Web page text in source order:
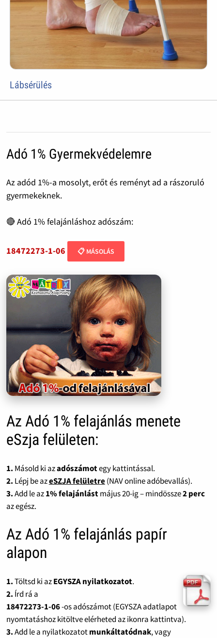
Lábsérülés
Adó 1% Gyermekvédelemre
Az adód 1%-a mosolyt, erőt és reményt ad a rászoruló
gyermekeknek.
🔴 Adó 1% felajánláshoz adószám:
18472273-1-06 📋 MÁSOLÁS
Az Adó 1% felajánlás menete
eSzja felületen:
1. Másold ki azadószámotegy kattintással.
2. Lépj be azeSZJA felületre(NAV online adóbevallás).
3.Add le az1% felajánlástmájus 20-ig – mindössze2 perc
az egész.
Az Adó 1% felajánlás papír
alapon
1.Töltsd ki azEGYSZA nyilatkozatot.
2. Írd rá a
18472273-1-06-os adószámot (EGYSZA adatlapot
nyomtatáshoz kitöltve elérheted az ikonra kattintva).
3.Add le a nyilatkozatotmunkáltatódnak, vagy